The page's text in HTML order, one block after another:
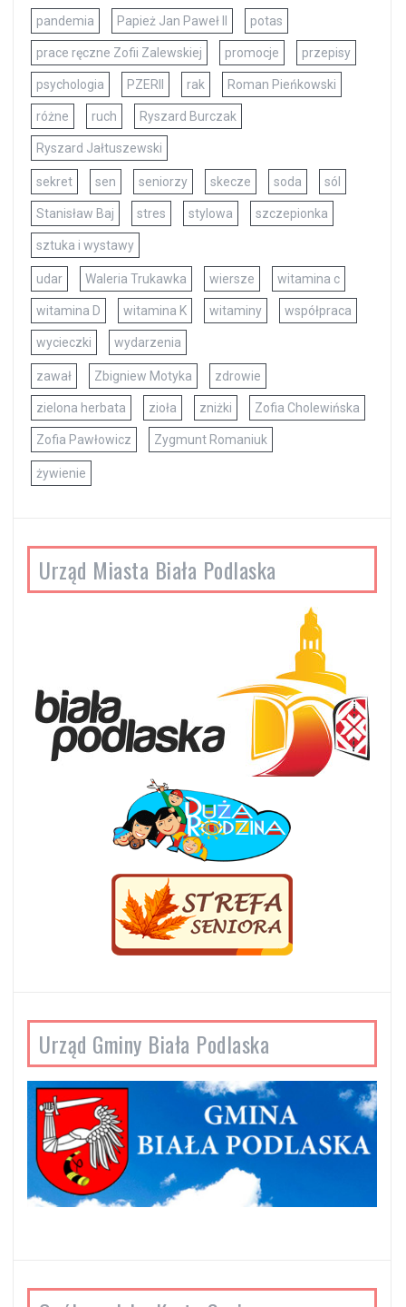
pandemia Papież Jan Paweł II potas
prace ręczne Zofii Zalewskiej promocje przepisy
psychologia PZERII rak Roman Pieńkowski
różne ruch Ryszard Burczak
Ryszard Jałtuszewski
sekret sen seniorzy skecze soda sól
Stanisław Baj stres stylowa szczepionka
sztuka i wystawy
udar Waleria Trukawka wiersze witamina c
witamina D witamina K witaminy współpraca
wycieczki wydarzenia
zawał Zbigniew Motyka zdrowie
zielona herbata zioła zniżki Zofia Cholewińska
Zofia Pawłowicz Zygmunt Romaniuk
żywienie
Urząd Miasta Biała Podlaska
Urząd Gminy Biała Podlaska